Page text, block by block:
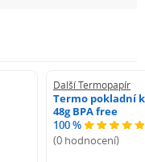
Další Termopapír
Termo pokladní
48g BPA free
100 %
(0 hodnocení)